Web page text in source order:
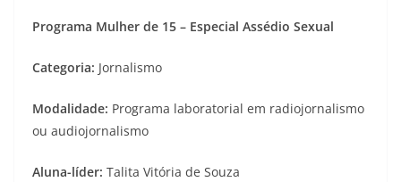
Programa Mulher de 15 – Especial Assédio Sexual
Categoria: Jornalismo
Modalidade: Programa laboratorial em radiojornalismo
ou audiojornalismo
Aluna-líder: Talita Vitória de Souza